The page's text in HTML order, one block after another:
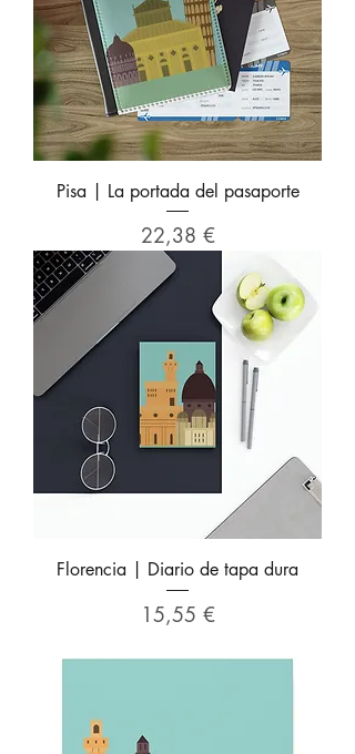
Pisa | La portada del pasaporte
Precio
22,38 €
Florencia | Diario de tapa dura
Precio
15,55 €